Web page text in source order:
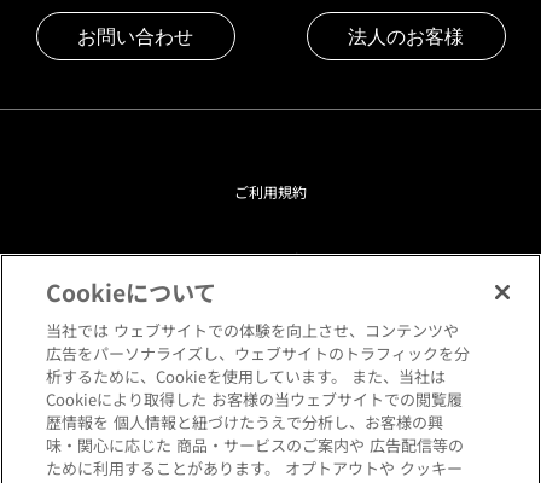
お問い合わせ 法人のお客様
ご利用規約
プライバシーポリシー
クッキーポリシー
閲覧環境について
サイトマップ
Cookieについて
当社では ウェブサイトでの体験を向上させ、コンテンツや
広告をパーソナライズし、ウェブサイトのトラフィックを分
析するために、Cookieを使用しています。 また、当社は
Cookieにより取得した お客様の当ウェブサイトでの閲覧履
歴情報を 個人情報と紐づけたうえで分析し、お客様の興
味・関心に応じた 商品・サービスのご案内や 広告配信等の
ために利用することがあります。 オプトアウトや クッキー